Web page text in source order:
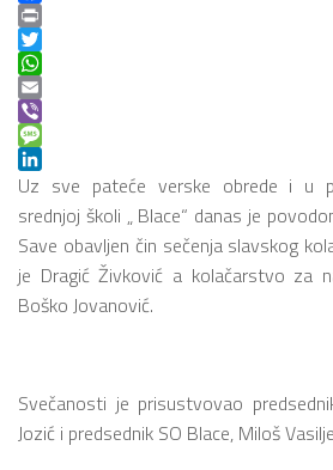
Facebook
Print
Twitter
WhatsApp
Email
Viber
Message
LinkedIn
Uz sve pateće verske obrede i u
srednjoj školi „ Blace“ danas je
Save obavljen čin sečenja slavskog
je Dragić Živković a kolačarstvo za
Boško Jovanović.
Svečanosti je prisustvovao
Jozić i predsednik SO Blace, Miloš